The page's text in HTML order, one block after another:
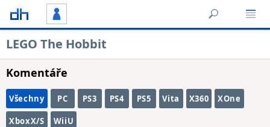
LEGO The Hobbit
Komentáře
Všechny PC PS3 PS4 PS5 Vita X360 XOne
XboxX/S WiiU